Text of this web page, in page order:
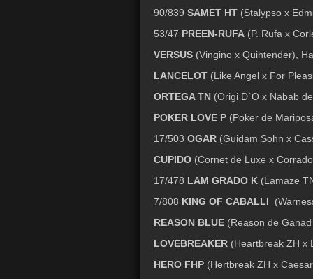
90/839 SAMET HT (Stalypso x
53/47 PREEN-RUFA (P. Rufa x
VERSUS (Vingino x Quintender),
LANCELOT (Like Angel x For
ORTEGA TN (Origi D´O x Nabab
POKER LOVE P (Poker de
17/503 OGAR (Guidam Sohn x
CUPIDO (Cornet de Luxe x
17/478 LAM GRADO K (Lamaze
7/808 KING OF CABALLI
REASON BLUE (Reason de
LOVEBREAKER (Heartbreak ZH x
HERO FHP (Hertbreak ZH x